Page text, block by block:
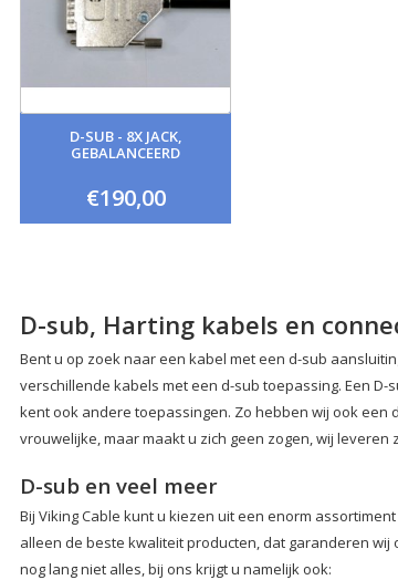
D-SUB - 8X JACK,
GEBALANCEERD
€190,00
D-sub, Harting kabels en
Bent u op zoek naar een kabel met een d-sub
verschillende kabels met een d-sub toepassing. Een
kent ook andere toepassingen. Zo hebben wij ook een
vrouwelijke, maar maakt u zich geen zogen, wij leveren
D-sub en veel meer
Bij Viking Cable kunt u kiezen uit een enorm
alleen de beste kwaliteit producten, dat garanderen
nog lang niet alles, bij ons krijgt u namelijk ook: